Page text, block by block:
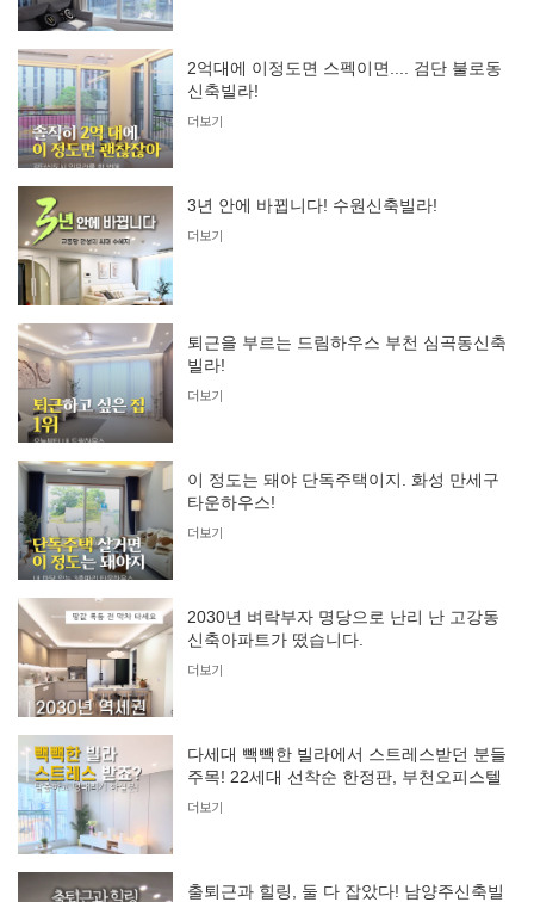
2억대에 이정도면 스펙이면.... 검단 불로동
신축빌라!
더보기
3년 안에 바뀝니다! 수원신축빌라!
더보기
퇴근을 부르는 드림하우스 부천 심곡동신축
빌라!
더보기
이 정도는 돼야 단독주택이지. 화성 만세구
타운하우스!
더보기
2030년 벼락부자 명당으로 난리 난 고강동
신축아파트가 떴습니다.
더보기
다세대 빽빽한 빌라에서 스트레스받던 분들
주목! 22세대 선착순 한정판, 부천오피스텔
더보기
출퇴근과 힐링, 둘 다 잡았다! 남양주신축빌